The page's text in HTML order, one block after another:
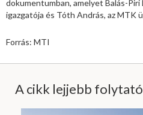
dokumentumban, amelyet Balás-Piri
igazgatója és Tóth András, az MTK
Forrás: MTI
A cikk lejjebb